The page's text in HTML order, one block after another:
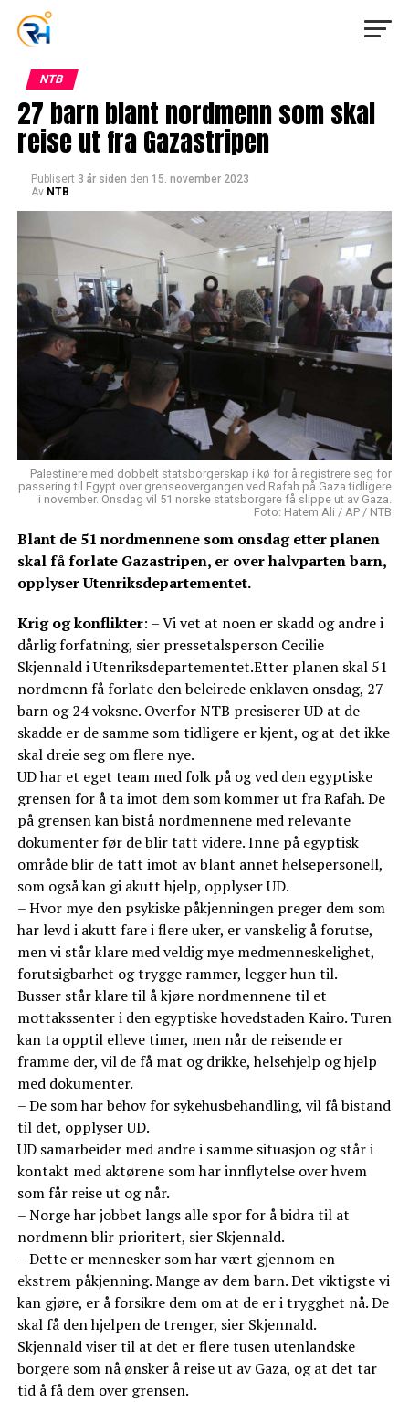
NTB
27 barn blant nordmenn som skal
reise ut fra Gazastripen
Publisert 3 år siden den 15. november 2023
Av NTB
Palestinere med dobbelt statsborgerskap i kø for å registrere seg for
passering til Egypt over grenseovergangen ved Rafah på Gaza tidligere
i november. Onsdag vil 51 norske statsborgere få slippe ut av Gaza.
Foto: Hatem Ali / AP / NTB
Blant de 51 nordmennene som onsdag etter planen
skal få forlate Gazastripen, er over halvparten barn,
opplyser Utenriksdepartementet.
Krig og konflikter: – Vi vet at noen er skadd og andre i
dårlig forfatning, sier pressetalsperson Cecilie
Skjennald i Utenriksdepartementet.Etter planen skal 51
nordmenn få forlate den beleirede enklaven onsdag, 27
barn og 24 voksne. Overfor NTB presiserer UD at de
skadde er de samme som tidligere er kjent, og at det ikke
skal dreie seg om flere nye.
UD har et eget team med folk på og ved den egyptiske
grensen for å ta imot dem som kommer ut fra Rafah. De
på grensen kan bistå nordmennene med relevante
dokumenter før de blir tatt videre. Inne på egyptisk
område blir de tatt imot av blant annet helsepersonell,
som også kan gi akutt hjelp, opplyser UD.
– Hvor mye den psykiske påkjenningen preger dem som
har levd i akutt fare i flere uker, er vanskelig å forutse,
men vi står klare med veldig mye medmenneskelighet,
forutsigbarhet og trygge rammer, legger hun til.
Busser står klare til å kjøre nordmennene til et
mottakssenter i den egyptiske hovedstaden Kairo. Turen
kan ta opptil elleve timer, men når de reisende er
framme der, vil de få mat og drikke, helsehjelp og hjelp
med dokumenter.
– De som har behov for sykehusbehandling, vil få bistand
til det, opplyser UD.
UD samarbeider med andre i samme situasjon og står i
kontakt med aktørene som har innflytelse over hvem
som får reise ut og når.
– Norge har jobbet langs alle spor for å bidra til at
nordmenn blir prioritert, sier Skjennald.
– Dette er mennesker som har vært gjennom en
ekstrem påkjenning. Mange av dem barn. Det viktigste vi
kan gjøre, er å forsikre dem om at de er i trygghet nå. De
skal få den hjelpen de trenger, sier Skjennald.
Skjennald viser til at det er flere tusen utenlandske
borgere som nå ønsker å reise ut av Gaza, og at det tar
tid å få dem over grensen.